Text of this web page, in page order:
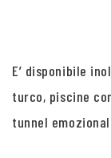
E’ disponibile
turco, piscine
tunnel